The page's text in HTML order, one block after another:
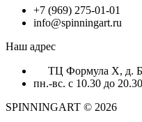
+7 (969) 275-01-01
info@spinningart.ru
Наш адрес
ТЦ Формула X, д.
пн.-вс. с 10.30 до 20.30
SPINNINGART © 2026